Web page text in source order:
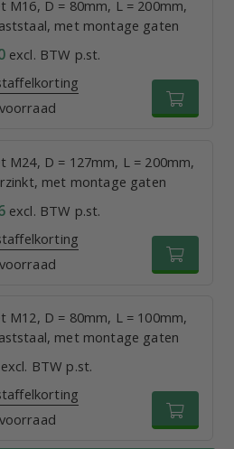
M16, D = 80mm, L = 200mm,
met montage gaten
excl. BTW p.st.
M24, D = 127mm, L = 200mm,
met montage gaten
excl. BTW p.st.
M12, D = 80mm, L = 100mm,
met montage gaten
excl. BTW p.st.